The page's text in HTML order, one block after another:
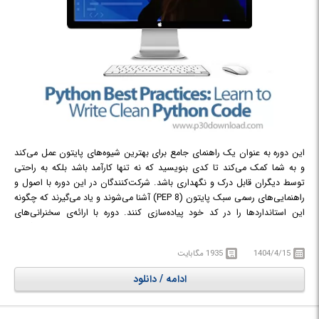
این دوره به عنوان یک راهنمای جامع برای بهترین شیوه‌های پایتون عمل می‌کند
و به شما کمک می‌کند تا کدی بنویسید که نه تنها کارآمد باشد بلکه به راحتی
توسط دیگران قابل درک و نگهداری باشد. شرکت‌کنندگان در این دوره با اصول و
راهنمایی‌های رسمی سبک پایتون (PEP 8) آشنا می‌شوند و یاد می‌گیرند که چگونه
این استانداردها را در کد خود پیاده‌سازی کنند. دوره با ارائه‌ی سخنرانی‌های
پایتون شما به سطحی بالاتر است تا بتوانید کدی بنویسید که واقعاً "پایتونیک"
باشد. این بدان معناست که کد شما باید از الگوها و فلسفه‌ی زبان پایتون پیروی
کند، که منجر به کدی مختصر، خوانا و کارآمد می‌شود. در طول دوره، به شما
آموزش داده می‌شود که چگونه نام‌های معناداری برای متغیرها، توابع، کلاس‌ها و
1404/4/15 1935 مگابایت
ادامه / دانلود